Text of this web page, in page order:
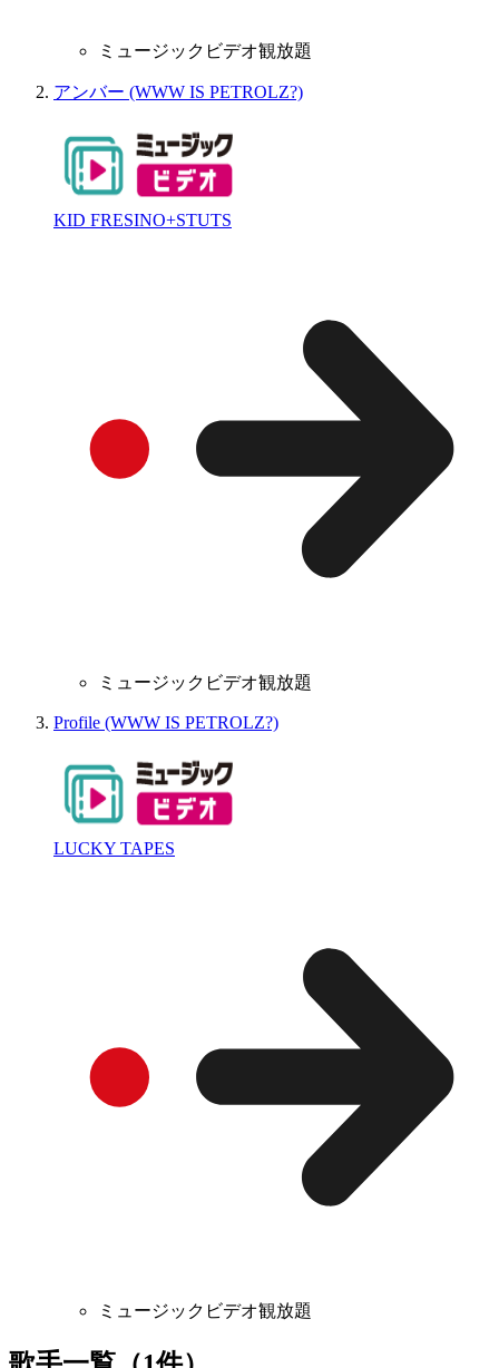
ミュージックビデオ観放題
アンバー (WWW IS PETROLZ?)
KID FRESINO+STUTS
ミュージックビデオ観放題
Profile (WWW IS PETROLZ?)
LUCKY TAPES
ミュージックビデオ観放題